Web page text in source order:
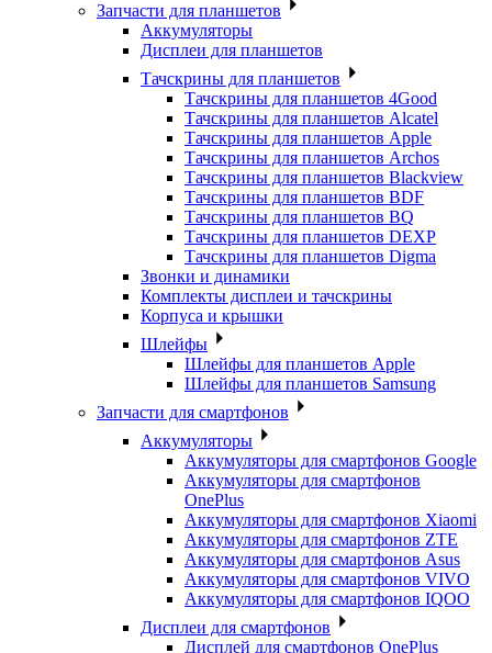
Запчасти для планшетов
Аккумуляторы
Дисплеи для планшетов
Тачскрины для планшетов
Тачскрины для планшетов 4Good
Тачскрины для планшетов Alcatel
Тачскрины для планшетов Apple
Тачскрины для планшетов Archos
Тачскрины для планшетов Blackview
Тачскрины для планшетов BDF
Тачскрины для планшетов BQ
Тачскрины для планшетов DEXP
Тачскрины для планшетов Digma
Звонки и динамики
Комплекты дисплеи и тачскрины
Корпуса и крышки
Шлейфы
Шлейфы для планшетов Apple
Шлейфы для планшетов Samsung
Запчасти для смартфонов
Аккумуляторы
Аккумуляторы для смартфонов Google
Аккумуляторы для смартфонов
OnePlus
Аккумуляторы для смартфонов Xiaomi
Аккумуляторы для смартфонов ZTE
Аккумуляторы для cмартфонов Asus
Аккумуляторы для смартфонов VIVO
Аккумуляторы для смартфонов IQOO
Дисплеи для смартфонов
Дисплей для смартфонов OnePlus